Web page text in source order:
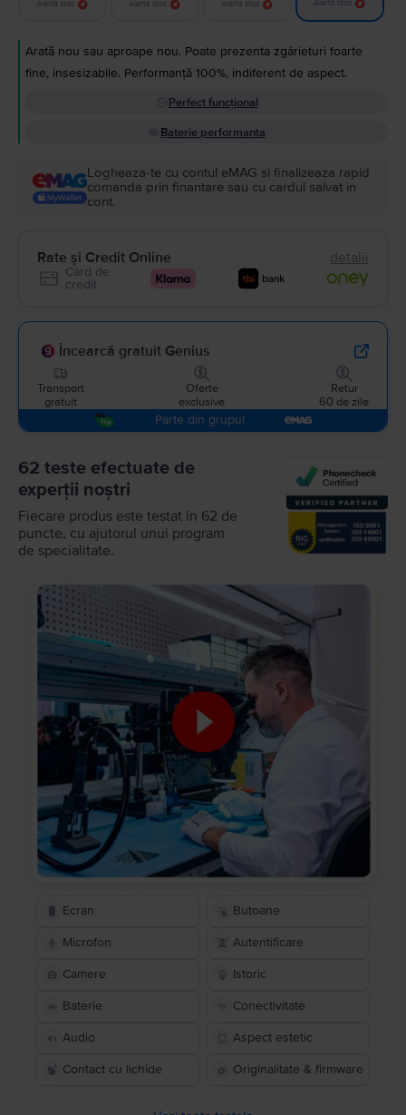
Alertă stoc Alertă stoc Alertă stoc Alertă stoc
Arată nou sau aproape nou. Poate prezenta zgârieturi foarte
fine, insesizabile. Performanță 100%, indiferent de aspect.
Perfect funcțional
Baterie performanta
Logheaza-te cu contul eMAG si finalizeaza rapid
comanda prin finantare sau cu cardul salvat in
cont.
Rate și Credit Online detalii
Card de
credit
Încearcă gratuit Genius
Transport
gratuit
Oferte
exclusive
Retur
60 de zile
Parte din grupul
62 teste efectuate de
experții noștri
Fiecare produs este testat în 62 de
puncte, cu ajutorul unui program
de specialitate.
Ecran Butoane
Microfon Autentificare
Camere Istoric
Baterie Conectivitate
Audio Aspect estetic
Contact cu lichide Originalitate & firmware